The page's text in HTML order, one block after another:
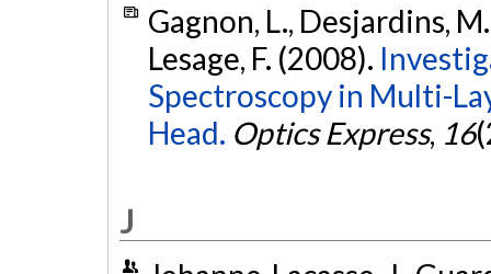
Gagnon, L., Desjardins,
Lesage, F. (2008).
Spectroscopy in Multi-
Head. Optics Express, 16
J